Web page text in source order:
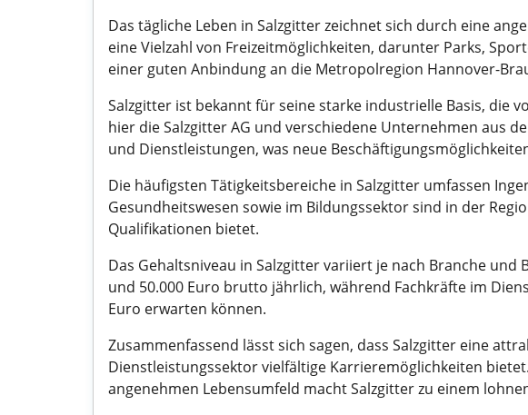
Das tägliche Leben in Salzgitter zeichnet sich durch eine
eine Vielzahl von Freizeitmöglichkeiten, darunter Parks,
einer guten Anbindung an die Metropolregion Hannover-
Salzgitter ist bekannt für seine starke industrielle Basis, die
hier die Salzgitter AG und verschiedene Unternehmen aus
und Dienstleistungen, was neue
Die häufigsten Tätigkeitsbereiche in Salzgitter umfassen
Gesundheitswesen sowie im Bildungssektor sind in der
Qualifikationen bietet.
Das Gehaltsniveau in Salzgitter variiert je nach Branche
und 50.000 Euro brutto jährlich, während Fachkräfte im
Euro erwarten können.
Zusammenfassend lässt sich sagen, dass Salzgitter eine
Dienstleistungssektor vielfältige Karrieremöglichkeiten
angenehmen Lebensumfeld macht Salzgitter zu einem